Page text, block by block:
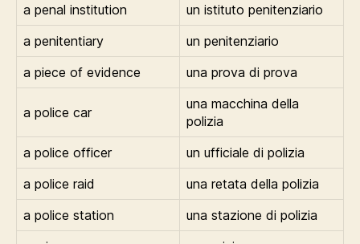
a penal institution
un istituto penitenziario
a penitentiary
un penitenziario
a piece of evidence
una prova di prova
a police car
una macchina della
polizia
a police officer
un ufficiale di polizia
a police raid
una retata della polizia
a police station
una stazione di polizia